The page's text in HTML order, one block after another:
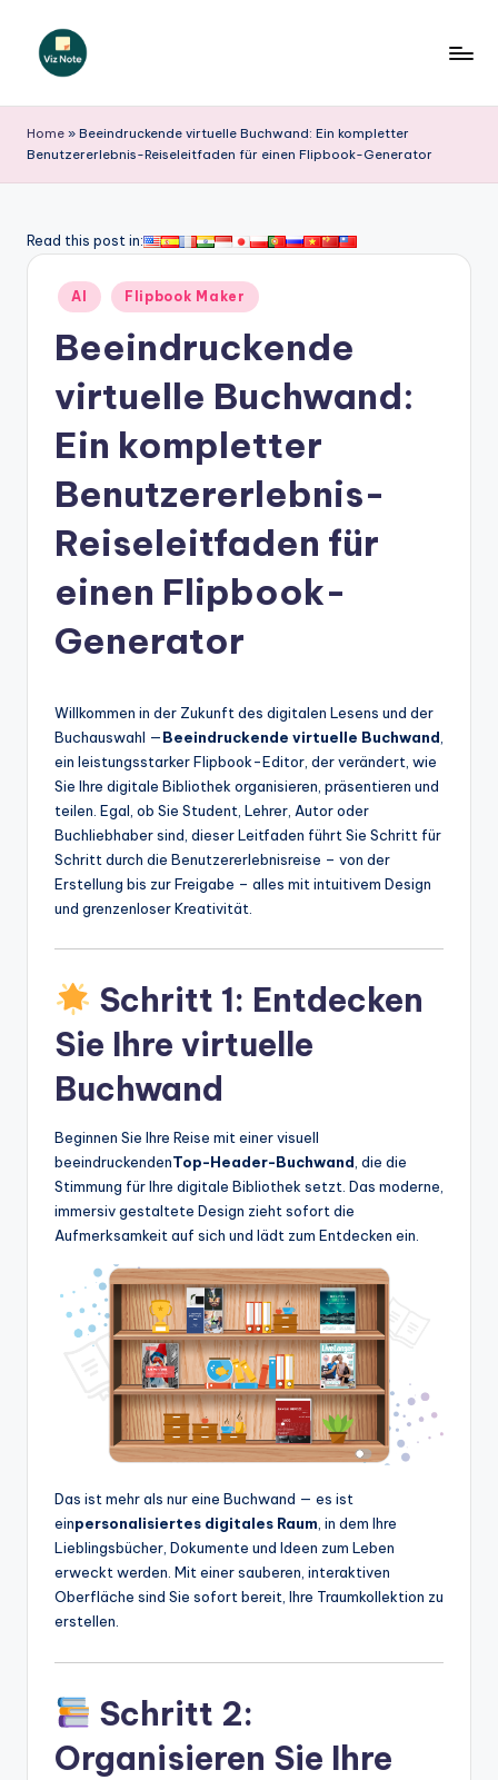
iz
N
t
m
In
&
S
o
w
In
d
tr
Home » Beeindruckende virtuelle Buchwand: Ein kompletter
Benutzererlebnis-Reiseleitfaden für einen Flipbook-Generator
Read this post in:
Posted
in
AI Flipbook Maker
Beeindruckende
virtuelle Buchwand:
Ein kompletter
Benutzererlebnis-
Reiseleitfaden für
einen Flipbook-
Generator
Willkommen in der Zukunft des digitalen Lesens und der
Buchauswahl —Beeindruckende virtuelle Buchwand
ein leistungsstarker Flipbook-Editor, der verändert, wie
Sie Ihre digitale Bibliothek organisieren, präsentieren und
teilen. Egal, ob Sie Student, Lehrer, Autor oder
Buchliebhaber sind, dieser Leitfaden führt Sie Schritt für
Schritt durch die Benutzererlebnisreise – von der
Erstellung bis zur Freigabe – alles mit intuitivem Design
und grenzenloser Kreativität.
Schritt 1: Entdecken
Sie Ihre virtuelle
Buchwand
Beginnen Sie Ihre Reise mit einer visuell
beeindruckendenTop-Header-Buchwand , die die
Stimmung für Ihre digitale Bibliothek setzt. Das moderne,
immersiv gestaltete Design zieht sofort die
Aufmerksamkeit auf sich und lädt zum Entdecken ein.
Das ist mehr als nur eine Buchwand — es ist
einpersonalisiertes digitales Raum, in dem Ihre
Lieblingsbücher, Dokumente und Ideen zum Leben
erweckt werden. Mit einer sauberen, interaktiven
Oberfläche sind Sie sofort bereit, Ihre Traumkollektion zu
erstellen.
Schritt 2:
Organisieren Sie Ihre